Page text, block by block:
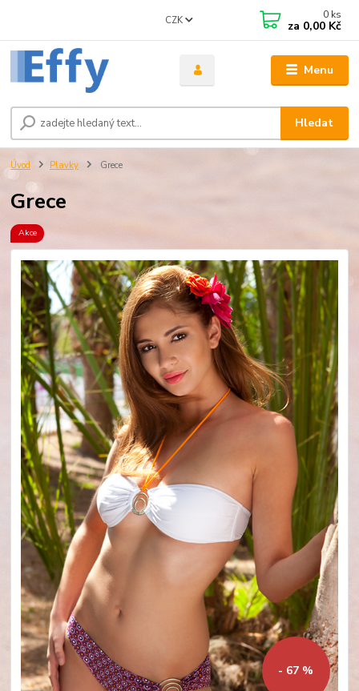
Menu
CZK
Hledat
0 ks
za 0,00 Kč
Úvod Plavky Grece
Grece
Akce
- 67 %